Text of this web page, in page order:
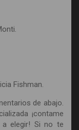
Fishman.
de abajo.
¡contame
elegir! Si no te